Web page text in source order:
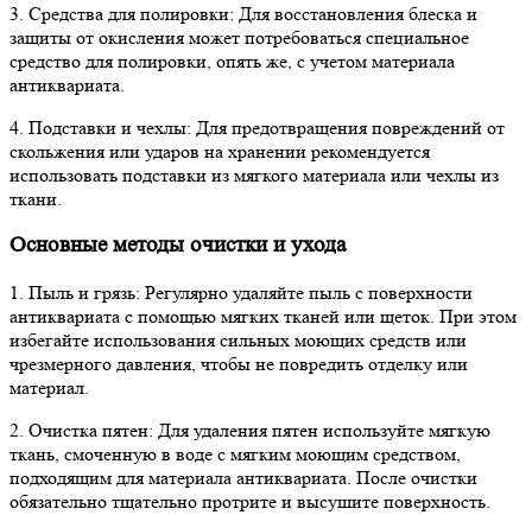
3. Средства для полировки: Для восстановления блеска и
защиты от окисления может потребоваться специальное
средство для полировки, опять же, с учетом материала
антиквариата.
4. Подставки и чехлы: Для предотвращения повреждений от
скольжения или ударов на хранении рекомендуется
использовать подставки из мягкого материала или чехлы из
ткани.
Основные методы очистки и ухода
1. Пыль и грязь: Регулярно удаляйте пыль с поверхности
антиквариата с помощью мягких тканей или щеток. При этом
избегайте использования сильных моющих средств или
чрезмерного давления, чтобы не повредить отделку или
материал.
2. Очистка пятен: Для удаления пятен используйте мягкую
ткань, смоченную в воде с мягким моющим средством,
подходящим для материала антиквариата. После очистки
обязательно тщательно протрите и высушите поверхность.